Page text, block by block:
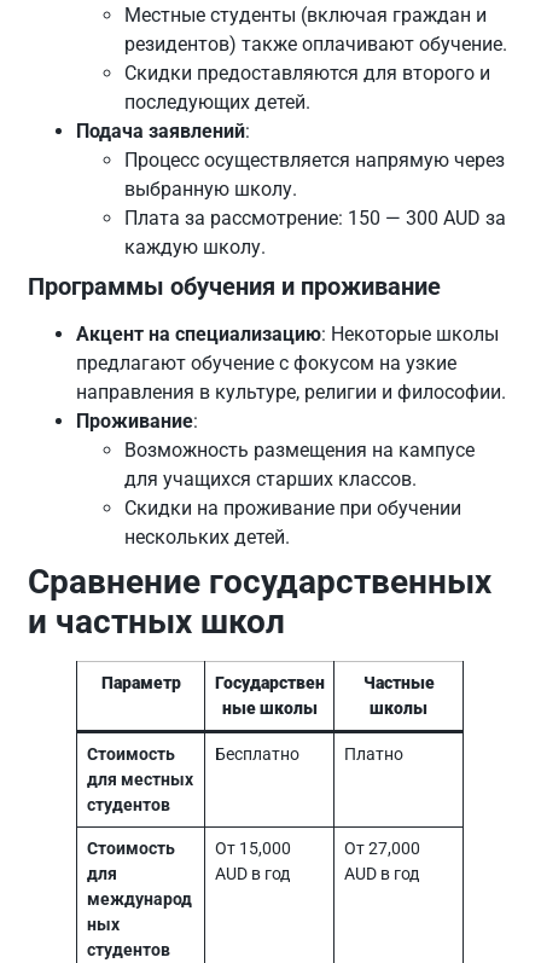
Местные студенты (включая граждан и
резидентов) также оплачивают обучение.
Скидки предоставляются для второго и
последующих детей.
Подача заявлений:
Процесс осуществляется напрямую через
выбранную школу.
Плата за рассмотрение: 150 — 300 AUD за
каждую школу.
Программы обучения и проживание
Акцент на специализацию: Некоторые школы
предлагают обучение с фокусом на узкие
направления в культуре, религии и философии.
Проживание:
Возможность размещения на кампусе
для учащихся старших классов.
Скидки на проживание при обучении
нескольких детей.
Сравнение государственных
и частных школ
Параметр
Государствен
ные школы
Частные
школы
Стоимость
для местных
студентов
Бесплатно Платно
Стоимость
для
международ
ных
студентов
От 15,000
AUD в год
От 27,000
AUD в год